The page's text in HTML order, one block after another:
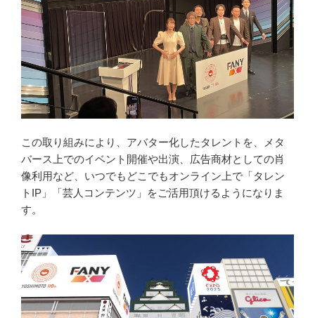
この取り組みにより、アバター化したタレントを、メタ
バース上でのイベント開催や出演、広告商材としての肖
像利用など、いつでもどこでもオンライン上で「タレン
トIP」「芸人コンテンツ」をご活用頂けるようになりま
す。